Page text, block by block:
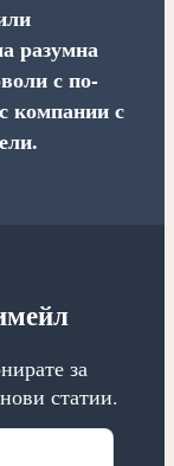
разумна
с по-
компании с
за
статии.